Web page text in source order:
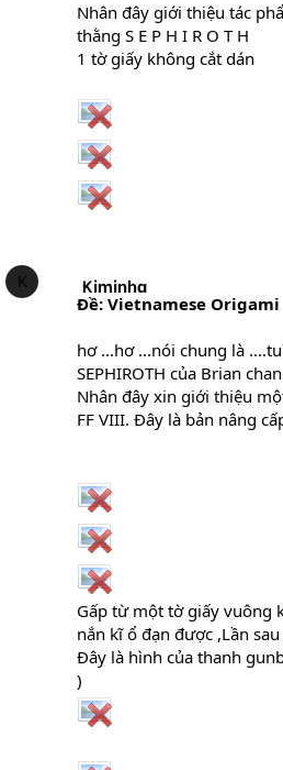
Nhân đây giới thiệu tác
thằng S E P H I R O T H
1 tờ giấy không cắt dán
K Kiminha
Ðề: Vietnamese Origami
hơ ...hơ ...nói chung là
SEPHIROTH của Brian
Nhân đây xin giới thiệu
FF VIII. Đây là bản nâng
Gấp từ một tờ giấy vuông
nắn kĩ ổ đạn được ,Lần
Đây là hình của thanh
)